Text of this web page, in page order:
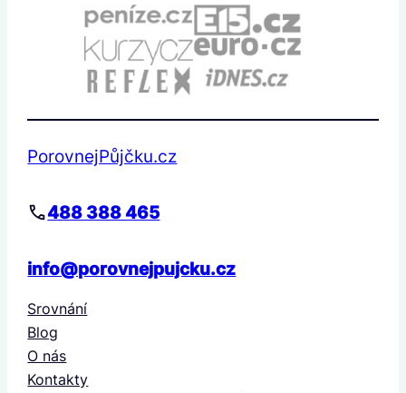
PorovnejPůjčku.cz
488 388 465
info@porovnejpujcku.cz
Srovnání
Blog
O nás
Kontakty